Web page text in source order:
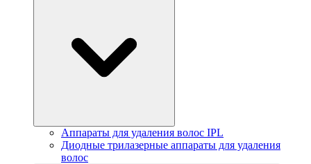
Аппараты для удаления волос IPL
Диодные трилазерные аппараты для удаления
волос